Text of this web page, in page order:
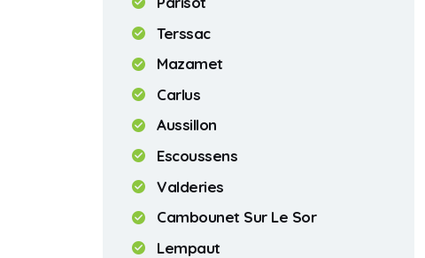
Terssac
Mazamet
Carlus
Aussillon
Escoussens
Valderies
Cambounet Sur Le Sor
Lempaut